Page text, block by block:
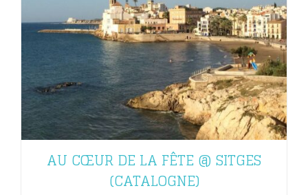
AU CŒUR DE LA FÊTE @ SITGES
(CATALOGNE)